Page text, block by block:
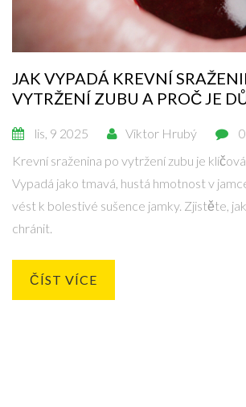
JAK VYPADÁ KREVNÍ
VYTRŽENÍ ZUBU A PROČ JE
lis, 9 2025 Viktor Hrubý
Krevní sraženina po vytržení zubu je
Vypadá jako tmavá, hustá hmotnost v
vést k bolestivé sušence jamky. Zjistěte,
chránit.
ČÍST VÍCE